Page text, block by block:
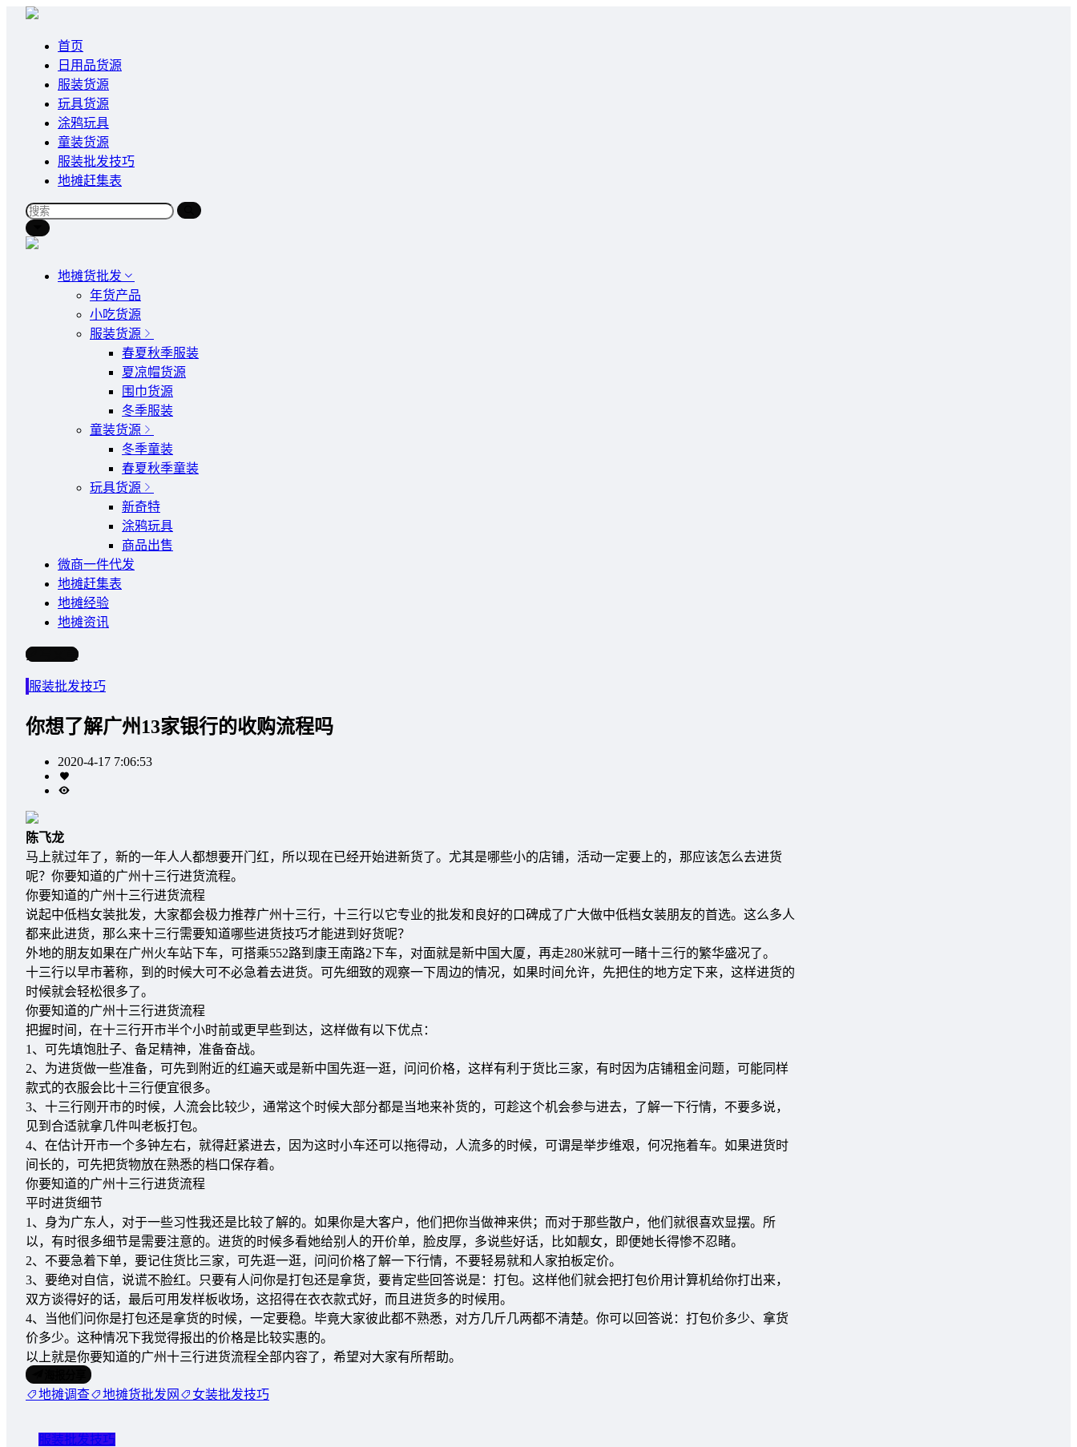
首页
日用品货源
服装货源
玩具货源
涂鸦玩具
童装货源
服装批发技巧
地摊赶集表
地摊货批发
年货产品
小吃货源
服装货源
春夏秋季服装
夏凉帽货源
围巾货源
冬季服装
童装货源
冬季童装
春夏秋季童装
玩具货源
新奇特
涂鸦玩具
商品出售
微商一件代发
地摊赶集表
地摊经验
地摊资讯
写文章
服装批发技巧
你想了解广州13家银行的收购流程吗
2020-4-17 7:06:53
陈飞龙
马上就过年了，新的一年人人都想要开门红，所以现在已经开始进新货了。尤其是哪些小的店铺，活动一定要上的，那应该怎么去进货
呢？你要知道的广州十三行进货流程。
你要知道的广州十三行进货流程
说起中低档女装批发，大家都会极力推荐广州十三行，十三行以它专业的批发和良好的口碑成了广大做中低档女装朋友的首选。这么多人
都来此进货，那么来十三行需要知道哪些进货技巧才能进到好货呢？
外地的朋友如果在广州火车站下车，可搭乘552路到康王南路2下车，对面就是新中国大厦，再走280米就可一睹十三行的繁华盛况了。
十三行以早市著称，到的时候大可不必急着去进货。可先细致的观察一下周边的情况，如果时间允许，先把住的地方定下来，这样进货的
时候就会轻松很多了。
你要知道的广州十三行进货流程
把握时间，在十三行开市半个小时前或更早些到达，这样做有以下优点：
1、可先填饱肚子、备足精神，准备奋战。
2、为进货做一些准备，可先到附近的红遍天或是新中国先逛一逛，问问价格，这样有利于货比三家，有时因为店铺租金问题，可能同样
款式的衣服会比十三行便宜很多。
3、十三行刚开市的时候，人流会比较少，通常这个时候大部分都是当地来补货的，可趁这个机会参与进去，了解一下行情，不要多说，
见到合适就拿几件叫老板打包。
4、在估计开市一个多钟左右，就得赶紧进去，因为这时小车还可以拖得动，人流多的时候，可谓是举步维艰，何况拖着车。如果进货时
间长的，可先把货物放在熟悉的档口保存着。
你要知道的广州十三行进货流程
平时进货细节
1、身为广东人，对于一些习性我还是比较了解的。如果你是大客户，他们把你当做神来供；而对于那些散户，他们就很喜欢显摆。所
以，有时很多细节是需要注意的。进货的时候多看她给别人的开价单，脸皮厚，多说些好话，比如靓女，即便她长得惨不忍睹。
2、不要急着下单，要记住货比三家，可先逛一逛，问问价格了解一下行情，不要轻易就和人家拍板定价。
3、要绝对自信，说谎不脸红。只要有人问你是打包还是拿货，要肯定些回答说是：打包。这样他们就会把打包价用计算机给你打出来，
双方谈得好的话，最后可用发样板收场，这招得在衣衣款式好，而且进货多的时候用。
4、当他们问你是打包还是拿货的时候，一定要稳。毕竟大家彼此都不熟悉，对方几斤几两都不清楚。你可以回答说：打包价多少、拿货
价多少。这种情况下我觉得报出的价格是比较实惠的。
以上就是你要知道的广州十三行进货流程全部内容了，希望对大家有所帮助。
地摊调查 地摊货批发网 女装批发技巧
服装批发技巧